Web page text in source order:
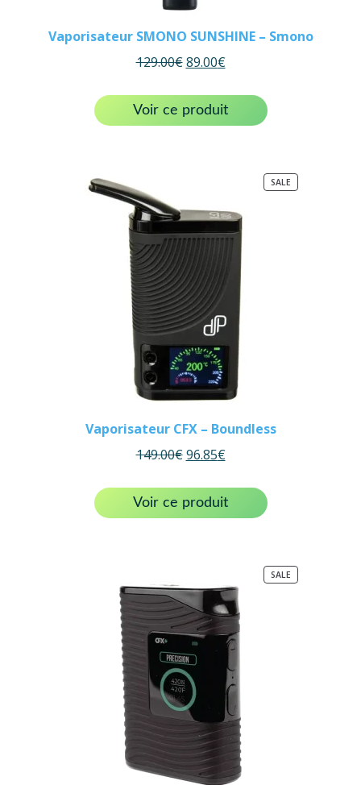
Vaporisateur SMONO SUNSHINE – Smono
129.00€ 89.00€
Voir ce produit
SALE
ON
Vaporisateur CFX – Boundless
149.00€ 96.85€
Voir ce produit
SALE
ON